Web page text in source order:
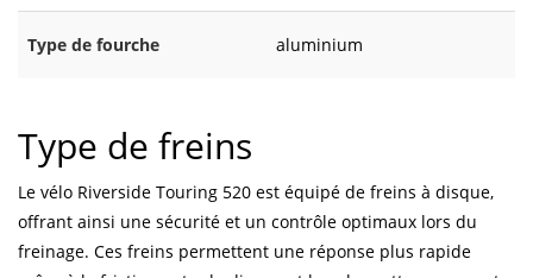
Type de fourche aluminium
Type de freins
Le vélo Riverside Touring 520 est équipé de freins à disque,
offrant ainsi une sécurité et un contrôle optimaux lors du
freinage. Ces freins permettent une réponse plus rapide